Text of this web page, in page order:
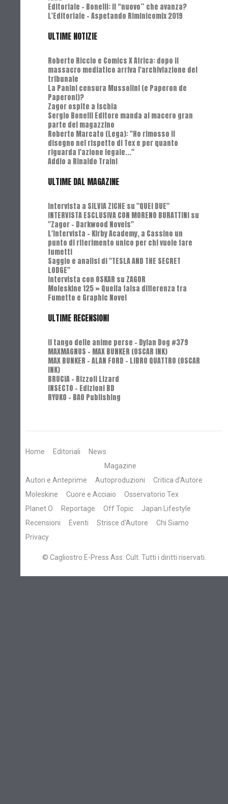
Editoriale - Bonelli: il “nuovo” che avanza?
L'Editoriale - Aspetando Riminicomix 2019
ULTIME NOTIZIE
Roberto Riccio e Comics X Africa: dopo il
massacro mediatico arriva l'archiviazione del
tribunale
La Panini censura Mussolini (e Paperon de
Paperoni)?
Zagor ospite a Ischia
Sergio Bonelli Editore manda al macero gran
parte del magazzino
Roberto Marcato (Lega): "Ho rimosso il
disegno nel rispetto di Tex e per quanto
riguarda l'azione legale..."
Addio a Rinaldo Traini
ULTIME DAL MAGAZINE
Intervista a SILVIA ZICHE su "QUEI DUE"
INTERVISTA ESCLUSIVA CON MORENO BURATTINI su
"Zagor - Darkwood Novels"
L'Intervista - Kirby Academy, a Cassino un
punto di riferimento unico per chi vuole fare
fumetti
Saggio e analisi di "TESLA AND THE SECRET
LODGE"
Intervista con OSKAR su ZAGOR
Moleskine 125 » Quella falsa differenza tra
Fumetto e Graphic Novel
ULTIME RECENSIONI
Il tango delle anime perse - Dylan Dog #379
MAXMAGNUS – MAX BUNKER (OSCAR INK)
MAX BUNKER – ALAN FORD – LIBRO QUATTRO (OSCAR
INK)
BRUCIA - Rizzoli Lizard
INSECTO - Edizioni BD
RYUKO - BAO Publishing
Home Editoriali
News
Magazine
Autori e Anteprime
Autoproduzioni
Critica d'Autore
Moleskine
Cuore e Acciaio
Osservatorio Tex
Planet O
Reportage Off Topic
Japan Lifestyle
Recensioni
Eventi Strisce d'Autore
Chi Siamo
Privacy
© Cagliostro E-Press Ass. Cult. Tutti i diritti riservati.